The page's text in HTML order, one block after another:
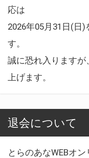
応は
2026年05月31日(日
す。
誠に恐れ入ります
上げます。
退会について
とらのあなWEBオ